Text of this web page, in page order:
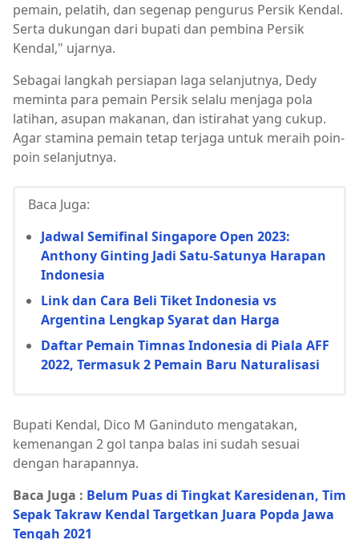
pemain, pelatih, dan segenap pengurus Persik Kendal.
Serta dukungan dari bupati dan pembina Persik
Kendal," ujarnya.
Sebagai langkah persiapan laga selanjutnya, Dedy
meminta para pemain Persik selalu menjaga pola
latihan, asupan makanan, dan istirahat yang cukup.
Agar stamina pemain tetap terjaga untuk meraih poin-
poin selanjutnya.
Baca Juga:
Jadwal Semifinal Singapore Open 2023:
Anthony Ginting Jadi Satu-Satunya Harapan
Indonesia
Link dan Cara Beli Tiket Indonesia vs
Argentina Lengkap Syarat dan Harga
Daftar Pemain Timnas Indonesia di Piala AFF
2022, Termasuk 2 Pemain Baru Naturalisasi
Bupati Kendal, Dico M Ganinduto mengatakan,
kemenangan 2 gol tanpa balas ini sudah sesuai
dengan harapannya.
Baca Juga : Belum Puas di Tingkat Karesidenan, Tim
Sepak Takraw Kendal Targetkan Juara Popda Jawa
Tengah 2021